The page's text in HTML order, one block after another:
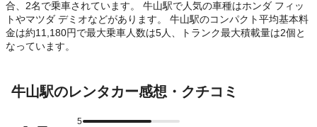
合、2名で乗車されています。 牛山駅で人気の車種はホンダ フィッ
トやマツダ デミオなどがあります。 牛山駅のコンパクト平均基本料
金は約11,180円で最大乗車人数は5人、トランク最大積載量は2個と
なっています。
牛山駅のレンタカー感想・クチコミ
5